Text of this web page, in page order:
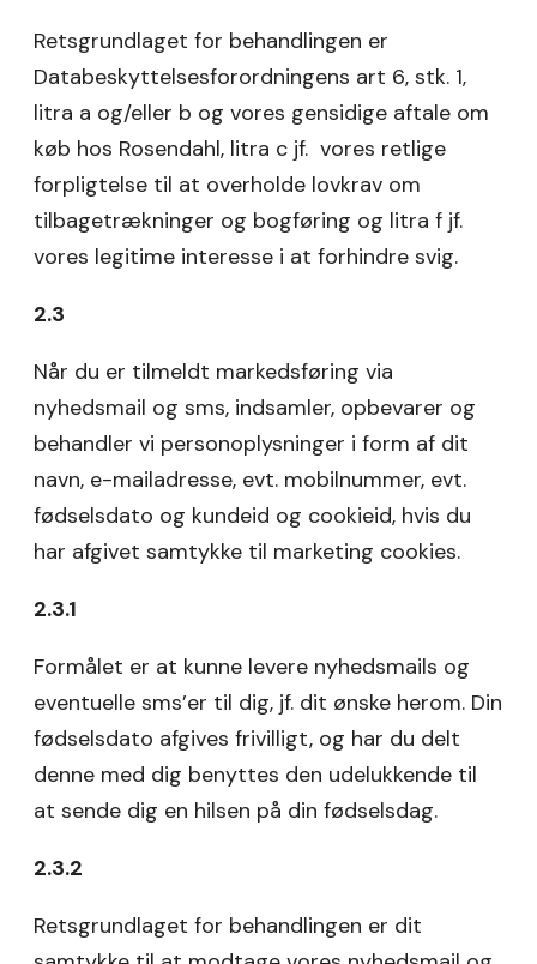
Retsgrundlaget for behandlingen er
Databeskyttelsesforordningens art 6, stk. 1,
litra a og/eller b og vores gensidige aftale om
køb hos Rosendahl, litra c jf. vores retlige
forpligtelse til at overholde lovkrav om
tilbagetrækninger og bogføring og litra f jf.
vores legitime interesse i at forhindre svig.
2.3
Når du er tilmeldt markedsføring via
nyhedsmail og sms, indsamler, opbevarer og
behandler vi personoplysninger i form af dit
navn, e-mailadresse, evt. mobilnummer, evt.
fødselsdato og kundeid og cookieid, hvis du
har afgivet samtykke til marketing cookies.
2.3.1
Formålet er at kunne levere nyhedsmails og
eventuelle sms’er til dig, jf. dit ønske herom. Din
fødselsdato afgives frivilligt, og har du delt
denne med dig benyttes den udelukkende til
at sende dig en hilsen på din fødselsdag.
2.3.2
Retsgrundlaget for behandlingen er dit